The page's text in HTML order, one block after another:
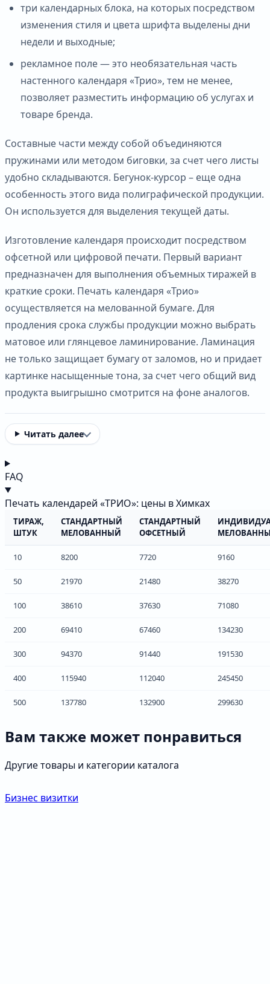
три календарных блока, на которых посредством
изменения стиля и цвета шрифта выделены дни
недели и выходные;
рекламное поле — это необязательная часть
настенного календаря «Трио», тем не менее,
позволяет разместить информацию об услугах и
товаре бренда.
Составные части между собой объединяются
пружинами или методом биговки, за счет чего листы
удобно складываются. Бегунок-курсор – еще одна
особенность этого вида полиграфической продукции.
Он используется для выделения текущей даты.
Изготовление календаря происходит посредством
офсетной или цифровой печати. Первый вариант
предназначен для выполнения объемных тиражей в
краткие сроки. Печать календаря «Трио»
осуществляется на мелованной бумаге. Для
продления срока службы продукции можно выбрать
матовое или глянцевое ламинирование. Ламинация
не только защищает бумагу от заломов, но и придает
картинке насыщенные тона, за счет чего общий вид
продукта выигрышно смотрится на фоне аналогов.
Читать далее
FAQ
Печать календарей «ТРИО»: цены в Химках
ТИРАЖ,
ШТУК
СТАНДАРТНЫЙ
МЕЛОВАННЫЙ
СТАНДАРТНЫЙ
ОФСЕТНЫЙ
10 8200 7720 9160
50 21970 21480 38270
100 38610 37630 71080
200 69410 67460 134230
300 94370 91440 191530
400 115940 112040 245450
500 137780 132900 299630
Вам также может понравиться
Другие товары и категории каталога
Бизнес визитки